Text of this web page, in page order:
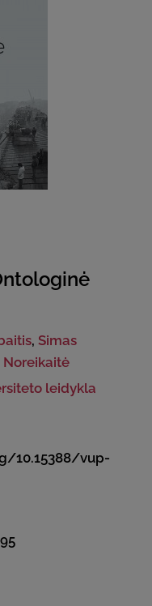
,Simas
Noreikaitė
leidykla
10.15388/vup-